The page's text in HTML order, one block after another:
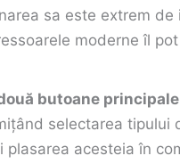
sa este extrem
moderne îl
butoane
selectarea
plasarea acesteia în